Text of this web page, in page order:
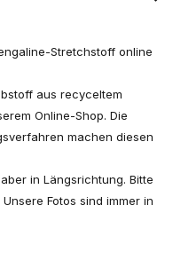
Stretchstoff online
aus recyceltem
Online-Shop. Die
machen diesen
in Längsrichtung. Bitte
Fotos sind immer in